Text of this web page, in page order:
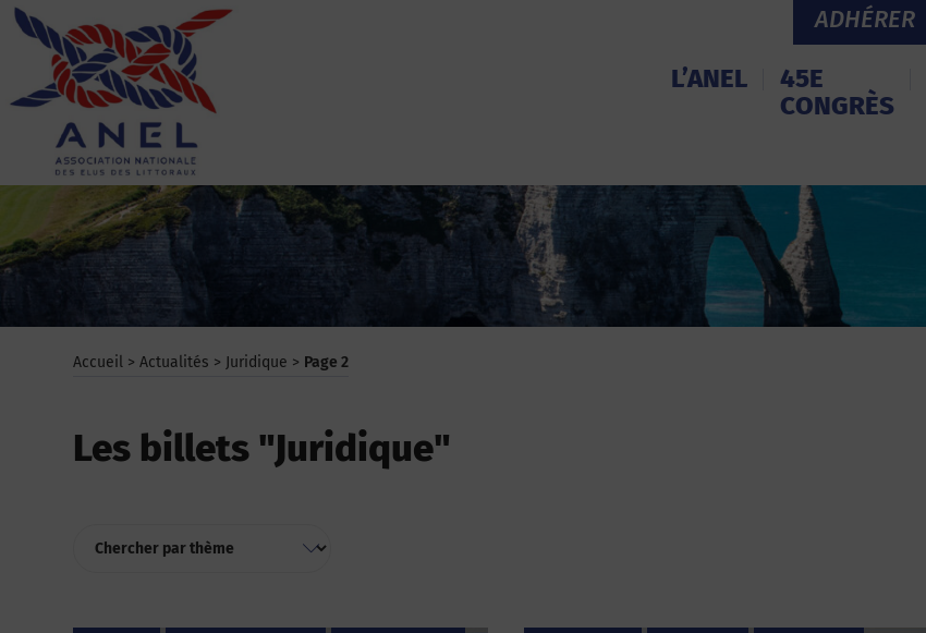
Aller
contenu
ANEL
ADHÉRER
L’ANEL
45E
CONGRÈS
Accueil > Actualités > Juridique > Page 2
Les billets "Juridique"